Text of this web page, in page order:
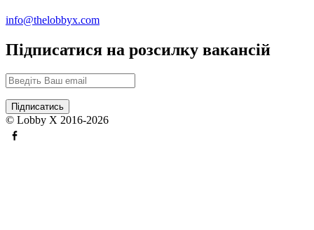
info@thelobbyx.com
Підписатися на розсилку вакансій
© Lobby X 2016-2026